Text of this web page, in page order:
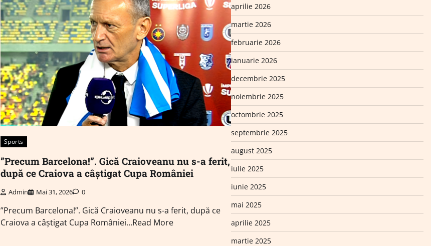
Sports
”Precum Barcelona!”. Gică Craioveanu nu s-a ferit,
după ce Craiova a câștigat Cupa României
Admin Mai 31, 2026 0
”Precum Barcelona!”. Gică Craioveanu nu s-a ferit, după ce
Craiova a câștigat Cupa României…Read More
aprilie 2026
martie 2026
februarie 2026
ianuarie 2026
decembrie 2025
noiembrie 2025
octombrie 2025
septembrie 2025
august 2025
iulie 2025
iunie 2025
mai 2025
aprilie 2025
martie 2025